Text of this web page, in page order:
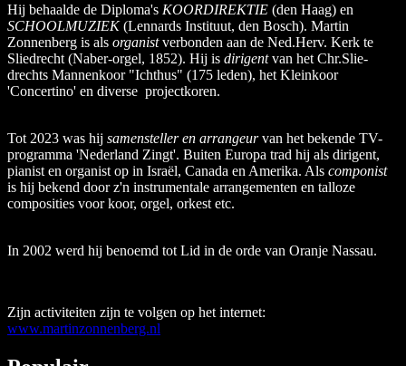
Hij behaalde de Diploma's KOORDIREKTIE (den Haag) en
SCHOOLMUZIEK(Len­nards Instituut, den Bosch). Martin
Zonnenberg is als organistverbonden aan de Ned.Herv. Kerk te
Sliedrecht (Naber-orgel, 1852). Hij is dirigentvan het Chr.Slie­
drechts Man­nen­koor "Ichthus" (175 leden), het Kleinkoor
'Concertino' en diverse projectkoren.
Tot 2023 was hij samensteller en arrangeurvan het bekende TV-
programma 'Nederland Zingt'. Buiten Europa trad hij als dirigent,
pianist en organist op in Israël, Canada en Amerika. Als componist
is hij bekend door z'n instrumen­tale arrangementen en talloze
composi­ties voor koor, orgel, orkest etc.
In 2002 werd hij benoemd tot Lid in de orde van Oranje Nassau.
Zijn activiteiten zijn te volgen op het internet:
www.martinzonnenberg.nl